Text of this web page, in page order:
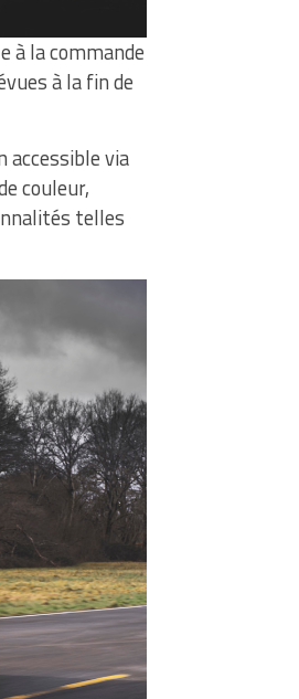
à la commande
à la fin de
accessible via
couleur,
telles